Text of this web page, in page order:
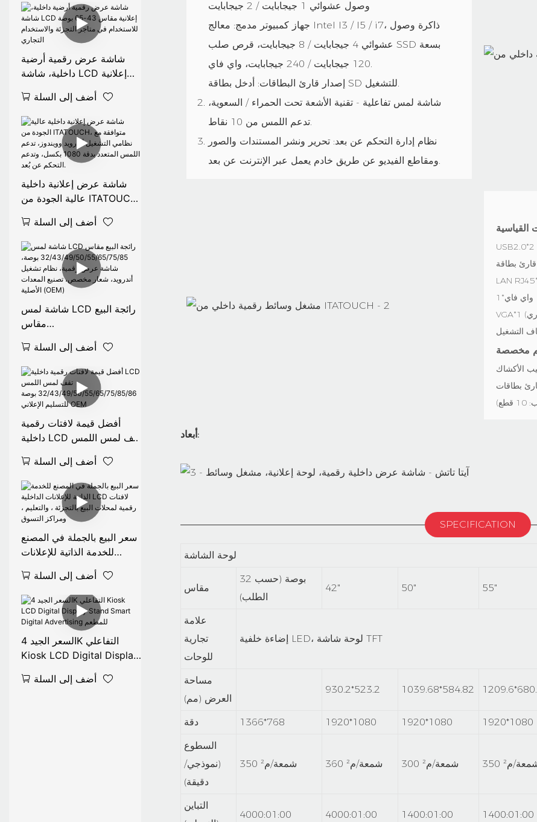
وصول عشوائي 1 جيجابايت / 2 جيجابايت
جهاز كمبيوتر مدمج: معالج Intel I3 / I5 / i7، ذاكرة وصول
عشوائي 4 جيجابايت / 8 جيجابايت، قرص صلب SSD بسعة
شاشة لمس تفاعلية - تقنية الأشعة تحت الحمراء / السعوية،
نظام إدارة التحكم عن بعد: تحرير ونشر المستندات والصور
USB2.0*2
LAN
واي فاي*1
التشغيل
أبعاد:
SPECIFICATION
لوحة الشاشة
مقاس
32 بوصة (حسب
الطلب)
42" 50" 55"
علامة
تجارية
للوحات
إضاءة خلفية LED، لوحة شاشة TFT
مساحة
العرض (مم)
930.2*523.2 1039.68*584.82
دقة 1366*768 1920*1080 1920*1080 1920*1080
السطوع
(نموذجي/
دقيقة)
350 شمعة/م² 360 شمعة/م² 300 شمعة/م² شمعة/م²
التباين
4000:01:00 4000:01:00 1400:01:00 1400:01:00
شاشة عرض رقمية أرضية
داخلية، شاشة LCD إعلانية
للاستخدام في متاجر التجزئة
والاستخدام التجاري
أضف إلى السلة
شاشة عرض إعلانية داخلية
عالية الجودة من ITATOUCH،
متوافقة مع نظامي التشغيل
أندرويد وويندوز، تدعم اللمس
المتعدد بدقة 1080 بكسل،
وتدعم التحكم عن بُعد.
أضف إلى السلة
شاشة لمس LCD رائجة البيع
مقاس
32/43/49/50/55/65/75/8
5 بوصة، شاشة عرض رقمية،
نظام تشغيل أندرويد، شعار
مخصص، تصنيع المعدات
الأصلية (OEM)
أضف إلى السلة
أفضل قيمة لافتات رقمية
داخلية LCD تقف لمس اللمس
32/43/49/50/55/65/75/8
5/86 بوصة للتسليم الإعلاني
OEM
أضف إلى السلة
سعر البيع بالجملة في المصنع
للخدمة الذاتية للإعلانات
لمحلات البيع بالتجزئة ،
والتعليم ، ومراكز التسوق
أضف إلى السلة
السعر الجيد 4K التفاعلي
Kiosk LCD Digital Display
Stand Smart Digital
Advertising للمطعم
أضف إلى السلة